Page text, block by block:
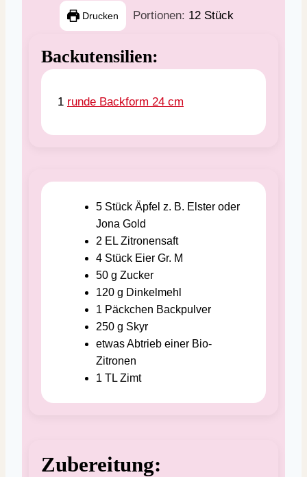
Drucken Portionen: 12 Stück
Backutensilien:
1 runde Backform 24 cm
5 Stück Äpfel z. B. Elster oder
Jona Gold
2 EL Zitronensaft
4 Stück Eier Gr. M
50 g Zucker
120 g Dinkelmehl
1 Päckchen Backpulver
250 g Skyr
etwasAbtrieb einer Bio-
Zitronen
1 TL Zimt
Zubereitung: